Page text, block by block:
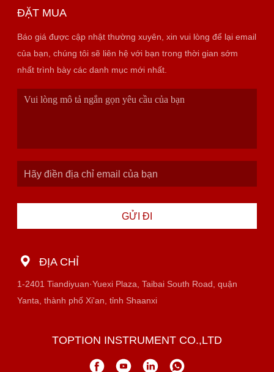
ĐẶT MUA
Báo giá được cập nhật thường xuyên, xin vui lòng để lại email
của bạn, chúng tôi sẽ liên hệ với bạn trong thời gian sớm
nhất trình bày các danh mục mới nhất.
GỬI ĐI
ĐỊA CHỈ
1-2401 Tiandiyuan·Yuexi Plaza, Taibai South Road, quận
Yanta, thành phố Xi'an, tỉnh Shaanxi
TOPTION INSTRUMENT CO.,LTD